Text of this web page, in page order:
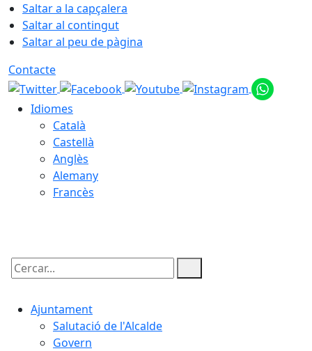
Saltar a la capçalera
Saltar al contingut
Saltar al peu de pàgina
Contacte
Idiomes
Català
Castellà
Anglès
Alemany
Francès
Cercar:
Ajuntament
Salutació de l'Alcalde
Govern